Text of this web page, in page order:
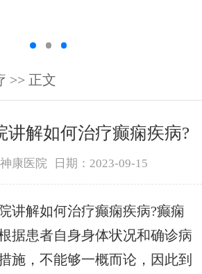
>> 正文
讲解如何治疗癫痫疾病?
康医院 日期：2023-09-15
解如何治疗癫痫疾病?癫痫
据患者自身身体状况和确诊病
施，不能够一概而论，因此到